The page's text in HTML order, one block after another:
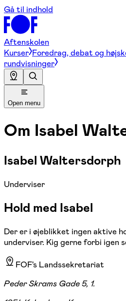
Gå til indhold
Aftenskolen
Kurser Foredrag, debat og
rundvisninger
Open menu
Om Isabel
Isabel Waltersdorph
Underviser
Hold med Isabel
Der er i øjeblikket ingen aktive
underviser. Kig gerne forbi igen
FOF's Landssekretariat
Peder Skrams Gade 5, 1.